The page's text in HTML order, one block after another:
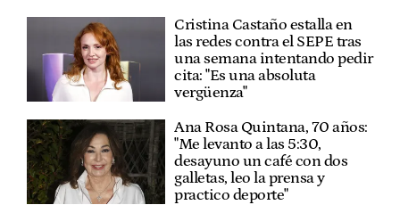
Cristina Castaño estalla en
las redes contra el SEPE tras
una semana intentando pedir
cita: "Es una absoluta
vergüenza"
Ana Rosa Quintana, 70 años:
"Me levanto a las 5:30,
desayuno un café con dos
galletas, leo la prensa y
practico deporte"